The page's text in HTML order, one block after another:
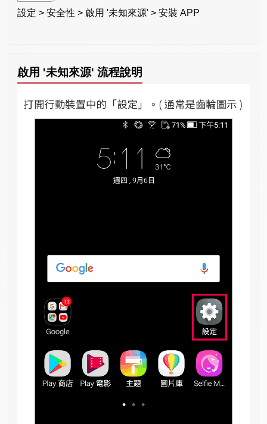
設定 > 安全性 > 啟用 '未知來源' > 安裝 APP
啟用 '未知來源' 流程說明